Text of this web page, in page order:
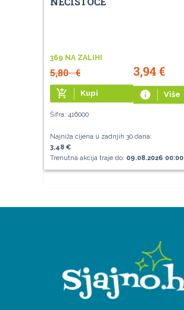
369 NA ZALIHI
5,80€ 3,94€
add_shopping_cart Kupi info Više
Šifra: 416000
Najniža cijena u zadnjih 30 dana:
3,48 €
Trenutna akcija traje do: 09.08.2026 00:00